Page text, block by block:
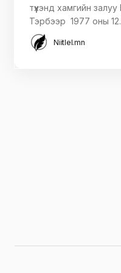
түүхэнд хамгийн
Тэрбээр 1977 оны
Niitlel.mn